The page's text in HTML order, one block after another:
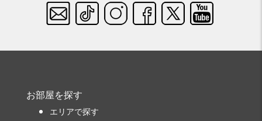
お部屋を探す
エリアで探す